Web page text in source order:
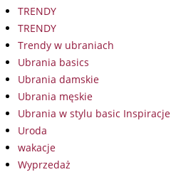
TRENDY
TRENDY
Trendy w ubraniach
Ubrania basics
Ubrania damskie
Ubrania męskie
Ubrania w stylu basic Inspiracje
Uroda
wakacje
Wyprzedaż